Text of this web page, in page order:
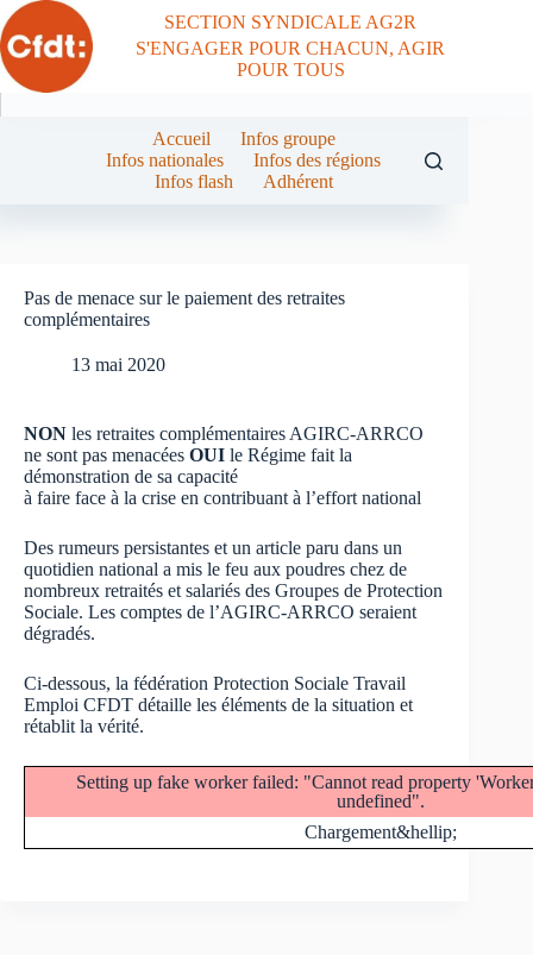
Passer
au
contenu
SECTION SYNDICALE AG2R
S'ENGAGER POUR CHACUN, AGIR
POUR TOUS
Accueil
Infos groupe
Infos nationales
Infos des régions
Infos flash
Adhérent
Pas de menace sur le paiement des retraites
complémentaires
13 mai 2020
NON les retraites complémentaires AGIRC-ARRCO
ne sont pas menacées OUI le Régime fait la
démonstration de sa capacité
à faire face à la crise en contribuant à l’effort national
Des rumeurs persistantes et un article paru dans un
quotidien national a mis le feu aux poudres chez de
nombreux retraités et salariés des Groupes de Protection
Sociale. Les comptes de l’AGIRC-ARRCO seraient
dégradés.
Ci-dessous, la fédération Protection Sociale Travail
Emploi CFDT détaille les éléments de la situation et
rétablit la vérité.
Setting up fake worker failed: "Cannot read property
undefined".
Chargement&hellip;